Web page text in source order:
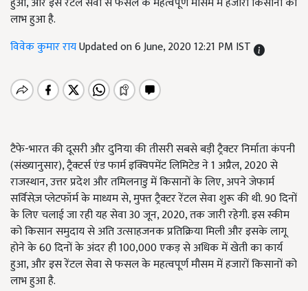
लाभ हुआ है.
विवेक कुमार रायUpdated on 6 June, 2020 12:21 PM IST
टैफे-भारत की दूसरी और दुनिया की तीसरी सबसे बड़ी ट्रैक्टर निर्माता कंपनी
(संख्यानुसार), ट्रैक्टर्स एंड फार्म इक्विपमेंट लिमिटेड ने 1 अप्रैल, 2020 से
राजस्थान, उत्तर प्रदेश और तमिलनाडु में किसानों के लिए, अपने जेफार्म
सर्विसेज़ प्लेटफॉर्म के माध्यम से, मुफ्त ट्रैक्टर रेंटल सेवा शुरू की थी. 90 दिनों
के लिए चलाई जा रही यह सेवा 30 जून, 2020, तक जारी रहेगी. इस स्कीम
को किसान समुदाय से अति उत्साहजनक प्रतिक्रिया मिली और इसके लागू
होने के 60 दिनों के अंदर ही 100,000 एकड़ से अधिक में खेती का कार्य
हुआ, और इस रेंटल सेवा से फसल के महत्वपूर्ण मौसम में हजारों किसानों को
लाभ हुआ है.